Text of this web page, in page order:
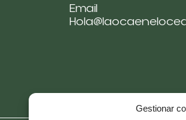
Gestionar
Email